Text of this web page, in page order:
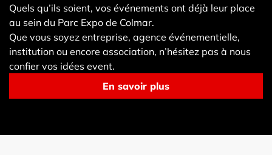
Quels qu’ils soient, vos événements ont déjà leur place
au sein du Parc Expo de Colmar.
Que vous soyez entreprise, agence événementielle,
institution ou encore association, n’hésitez pas à nous
confier vos idées event.
En savoir plus